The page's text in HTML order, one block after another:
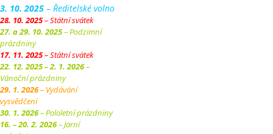
3. 10. 2025 – Ředitelské volno
28. 10. 2025– Státní svátek
27. a 29. 10. 2025– Podzimní
prázdniny
17. 11. 2025– Státní svátek
22. 12. 2025 – 2. 1. 2026–
Vánoční prázdniny
29. 1. 2026– Vydávání
vysvědčení
30. 1. 2026– Pololetní prázdniny
16. – 20. 2. 2026– Jarní